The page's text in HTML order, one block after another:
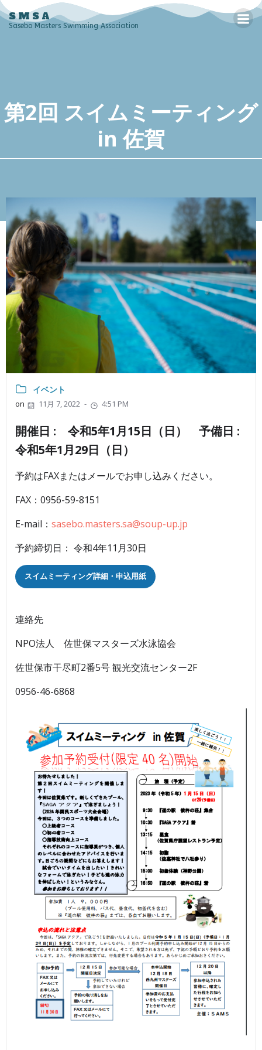
コ
キ
ッ
プ
SMSA
Sasebo Masters Swimming Association
第2回 スイムミーティング
in 佐賀
イベント
on 11月 7, 2022 - 4:51 PM
開催日 : 令和5年1月15日（日）
予備日 :
令和5年1月29日（日）
予約はFAXまたはメールでお申し込みください。
FAX：0956-59-8151
E-mail： sasebo.masters.sa@soup-up.jp
予約締切日： 令和4年11月30日
スイムミーティング詳細・申込用紙
連絡先
NPO法人 佐世保マスターズ水泳協会
佐世保市干尽町2番5号 観光交流センター2F
0956-46-6868